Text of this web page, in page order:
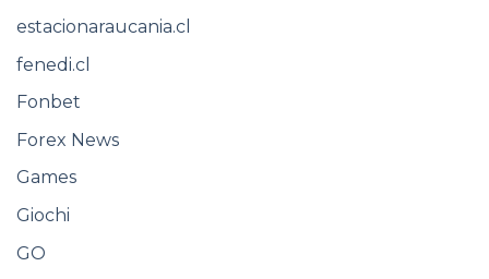
estacionaraucania.cl
fenedi.cl
Fonbet
Forex News
Games
Giochi
GO